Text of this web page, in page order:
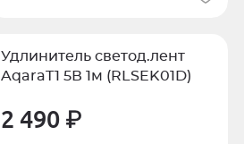
Удлинитель светод.лент
AqaraT1 5В 1м (RLSEK01D)
2 490 ₽